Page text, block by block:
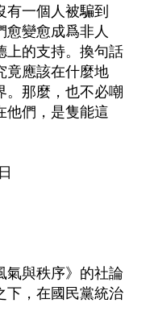
一個人被騙到
愈變愈成爲非人
上的支持。換句話
竟應該在什麼地
。那麼，也不必嘲
他們，是隻能這
氣與秩序》的社論
下，在國民黨統治